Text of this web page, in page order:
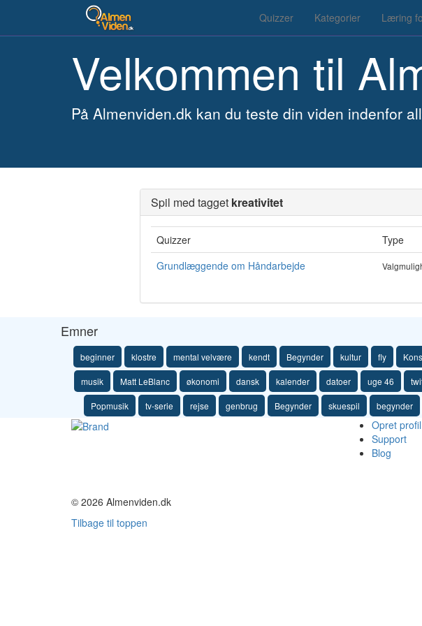
Quizzer Kategorier Læring
Velkommen til
På Almenviden.dk kan du teste din viden indenfor
Spil med tagget kreativitet
Quizzer Type
Grundlæggende om Håndarbejde
Emner
beginner klostre mental velvære kendt Begynder kultur fly
musik Matt LeBlanc økonomi dansk kalender datoer uge 46
Popmusik tv-serie rejse genbrug Begynder skuespil begynder
Opret profil
Support
Blog
© 2026 Almenviden.dk
Tilbage til toppen